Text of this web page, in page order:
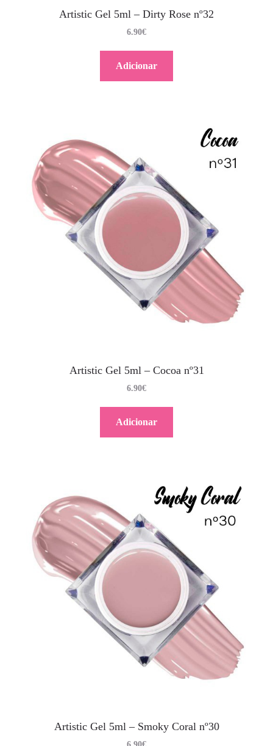
Artistic Gel 5ml – Dirty Rose nº32
6.90€
Adicionar
Artistic Gel 5ml – Cocoa nº31
6.90€
Adicionar
Artistic Gel 5ml – Smoky Coral nº30